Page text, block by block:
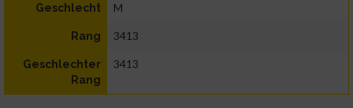
Geschlecht M
Rang 3413
Geschlechter
Rang
3413